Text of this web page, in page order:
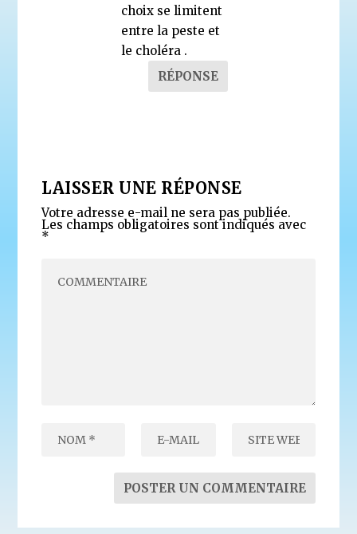
choix se limitent
entre la peste et
le choléra .
RÉPONSE
LAISSER UNE RÉPONSE
Votre adresse e-mail ne sera pas publiée.
Les champs obligatoires sont indiqués avec
*